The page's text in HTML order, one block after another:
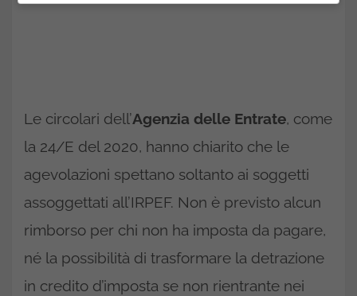
Le circolari dell’Agenzia delle Entrate, come
la 24/E del 2020, hanno chiarito che le
agevolazioni spettano soltanto ai soggetti
assoggettati all’IRPEF. Non è previsto alcun
rimborso per chi non ha imposta da pagare,
né la possibilità di trasformare la detrazione
in credito d’imposta se non rientrante nei